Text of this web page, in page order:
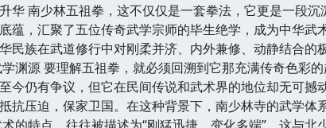
华 南少林五祖拳，这不仅仅是一套拳法，它更是一段
蕴，汇聚了五位传奇武学宗师的毕生绝学，成为中华武
民族在武道修行中对刚柔并济、内外兼修、动静结合的
渊源 要理解五祖拳，就必须回溯到它那充满传奇色
今仍有争议，但它在民间传说和武术界的地位却无可撼
抗压迫，保家卫国。在这种背景下，南少林寺的武学体